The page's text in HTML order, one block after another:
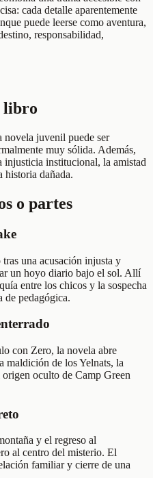
cada detalle aparentemente
puede leerse como aventura,
responsabilidad,
libro
novela juvenil puede ser
muy sólida. Además,
injusticia institucional, la amistad
historia dañada.
o partes
una acusación injusta y
un hoyo diario bajo el sol. Allí
entre los chicos y la sospecha
de pedagógica.
con Zero, la novela abre
maldición de los Yelnats, la
oculto de Camp Green
y el regreso al
al centro del misterio. El
familiar y cierre de una